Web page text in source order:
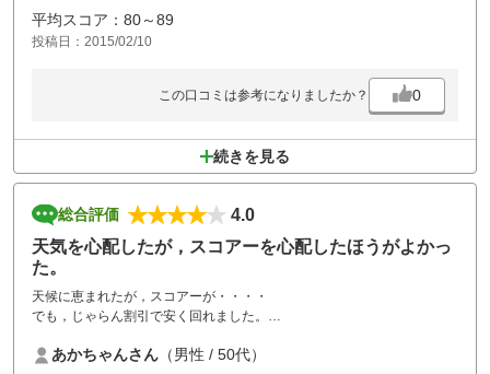
平均スコア：80～89
投稿日：2015/02/10
この口コミは参考になりましたか？ 0
続きを見る
総合評価
4.0
天気を心配したが，スコアーを心配したほうがよかっ
た。
天候に恵まれたが，スコアーが・・・・
でも，じゃらん割引で安く回れました。
全体に短めのためコースは広く感じました。
あかちゃんさん （男性 / 50代）